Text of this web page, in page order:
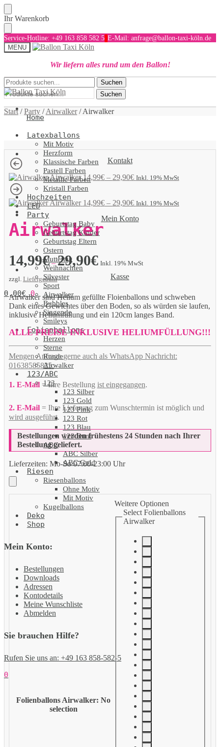
Skip
to
navigation
Skip
to
content
Ihr Warenkorb
Service-Hotline: +49 163 858 582 5 E-Mail: anfrage@ballon-taxi-köln.de
MENU
Wir liefern alles rund um den Ballon!
Suchen
nach:
Suchen
Kontakt
Mein Konto
Kasse
0,00€ 0
Suchen
nach:
Suchen
Home
Latexballons
Mit Motiv
Herzform
Klassische Farben
Pastell Farben
Metallic Farben
Kristall Farben
Hochzeiten
LED
Party
Geburtstag Baby
Geburtstag Kinder
Geburtstag Eltern
Ostern
Muttertag
Weihnachten
Silvester
Sport
Airwalker
Bubbles
Singende
Smileys
Folienballons
Herzen
Sterne
Runde
Airwalker
123/ABC
123
123 Silber
123 Gold
123 Pink
123 Rot
123 Blau
123 Bunt
ABC
ABC Silber
ABC Gold
Riesen
Riesenballons
Ohne Motiv
Mit Motiv
Kugelballons
Deko
Shop
Mein Konto:
Bestellungen
Downloads
Adressen
Kontodetails
Meine Wunschliste
Abmelden
Sie brauchen Hilfe?
Rufen Sie uns an: +49 163 858-582-5
0
Start /Party /Airwalker/Airwalker
Airwalker 14,99€– 29,90€ Inkl. 19% MwSt
Airwalker 14,99€– 29,90€ Inkl. 19% MwSt
Airwalker
14,99€–29,90€ Inkl. 19% MwSt
zzgl. Liefergebühr
Airwalker sind Helium gefüllte Floienballons und schweben
Dank eines Gewichtes über den Boden, so als würden sie laufen,
inklusive Heliumfüllung und ein 120cm langes Band.
ALLE PREISE INKLUSIVE HELIUMFÜLLUNG!!!
Mengen Anfrage gerne auch als WhatsApp Nachricht:
01638585825.
1. E-Mail= Ihre Bestellung ist eingegangen.
2. E-Mail= Ihre Lieferung zum Wunschtermin ist möglich und
wird ausgeführt.
Bestellungen werden frühestens 24 Stunden nach Ihrer
Bestellung geliefert.
Lieferzeiten: Mo-So 07:00-23:00 Uhr
Folienballons Airwalker: No
selection
Weitere Optionen
Select Folienballons
Airwalker